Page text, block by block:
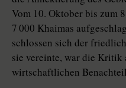
Vom 10. Oktober bis zum
7 000 Khaimas
schlossen sich der
sie vereinte, war die Kritik
wirtschaftlichen